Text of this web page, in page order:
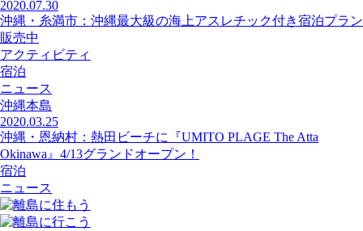
2020.07.30
沖縄・糸満市：沖縄最大級の海上アスレチック付き宿泊プラン
販売中
アクティビティ
宿泊
ニュース
沖縄本島
2020.03.25
沖縄・恩納村：熱田ビーチに『UMITO PLAGE The Atta
Okinawa』4/13グランドオープン！
宿泊
ニュース